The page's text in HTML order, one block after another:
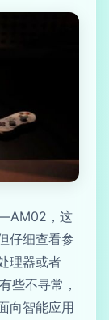
，这
仔细查看参
理器或者
些不寻常，
向智能应用